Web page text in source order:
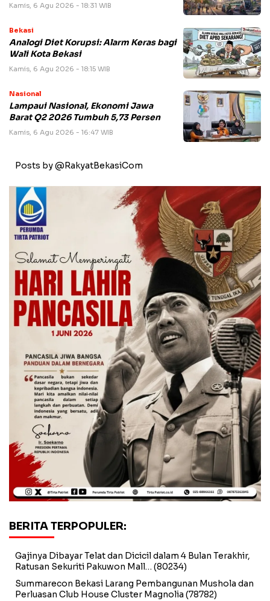
Kamis, 6 Agu 2026 - 18:31 WIB
Bekasi
Analogi Diet Korupsi: Alarm Keras bagi
Wali Kota Bekasi
Kamis, 6 Agu 2026 - 18:15 WIB
Nasional
Lampaui Nasional, Ekonomi Jawa
Barat Q2 2026 Tumbuh 5,73 Persen
Kamis, 6 Agu 2026 - 16:47 WIB
Posts by @RakyatBekasiCom
BERITA TERPOPULER:
Gajinya Dibayar Telat dan Dicicil dalam 4 Bulan Terakhir,
Ratusan Sekuriti Pakuwon Mall… (80234)
Summarecon Bekasi Larang Pembangunan Mushola dan
Perluasan Club House Cluster Magnolia (78782)